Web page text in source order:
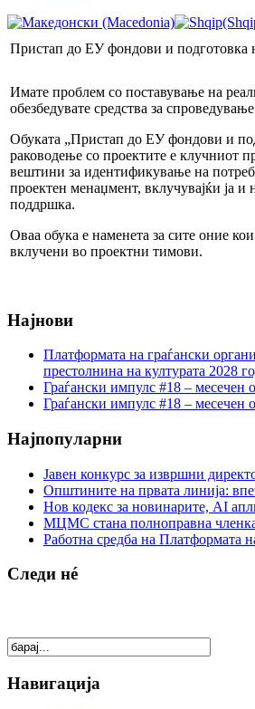
Пристап до ЕУ фондови и подготовка
Имате проблем со поставување на
обезбедувате средства за
Обуката „Пристап до ЕУ фондови и
раководење со проектите е клучниот
вештини за идентификување на
проектен менаџмент, вклучувајќи ја
поддршка.
Оваа обука е наменета за сите оние
вклучени во проектни тимови.
Најнови
Платформата на граѓански
престолнина на културата 2028
Граѓански импулс #18 – месечен
Граѓански импулс #18 – месечен
Најпопуларни
Јавен конкурс за извршни
Општините на првата линија:
Нов кодекс за новинарите, AI
МЦМС стана полноправна
Работна средба на Платформата
Следи нé
Навигација